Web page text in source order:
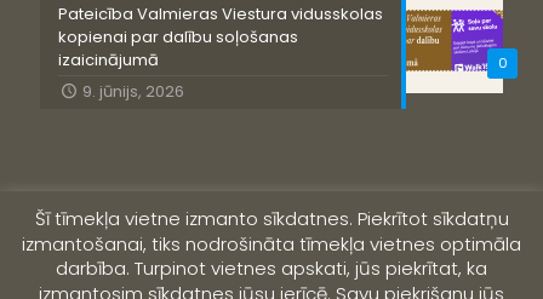
0
Pateicība Valmieras Viestura vidusskolas
kopienai par dalību soļošanas
izaicinājumā
9. jūnijs, 2026
Šī tīmekļa vietne izmanto sīkdatnes. Piekrītot sīkdatņu
izmantošanai, tiks nodrošināta tīmekļa vietnes optimāla
darbība. Turpinot vietnes apskati, jūs piekrītat, ka
izmantosim sīkdatnes jūsu ierīcē. Savu piekrišanu jūs